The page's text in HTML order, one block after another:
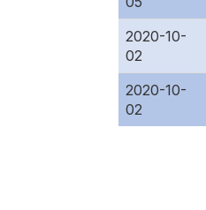
2020-10-
02
2020-10-
02